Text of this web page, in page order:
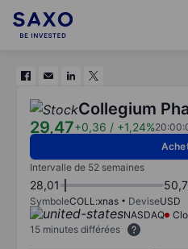
Collegium
29,47+0,36 / +1,24%
Intervalle de 52 semaines
28,01
SymboleCOLL:xnas DeviseUSD
NASDAQ
15 minutes différées